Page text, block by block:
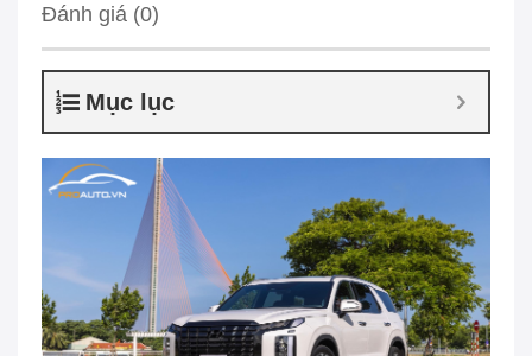
Đánh giá (0)
Mục lục